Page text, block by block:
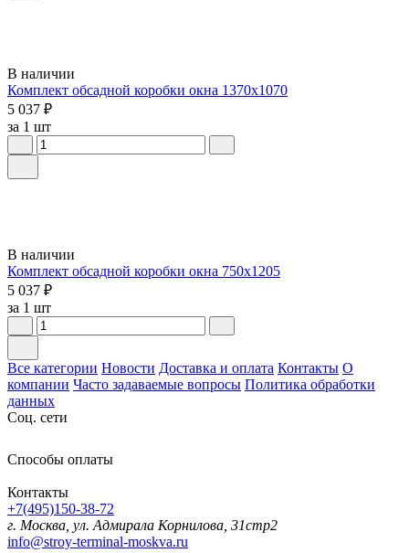
В наличии
Комплект обсадной коробки окна 1370х1070
5 037 ₽
за 1 шт
В наличии
Комплект обсадной коробки окна 750х1205
5 037 ₽
за 1 шт
Все категории Новости Доставка и оплата Контакты О
компании Часто задаваемые вопросы Политика обработки
данных
Соц. сети
Способы оплаты
Контакты
+7(495)150-38-72
г. Москва, ул. Адмирала Корнилова, 31стр2
info@stroy-terminal-moskva.ru